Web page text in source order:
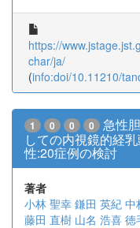
https://
char/ja/
(info:doi/10.11210/
1 0 0 0
急性
しての内視鏡的経
性:20症例の検討
著者
小林 聖幸 鎌田 英紀 中
藤田 直樹 山名 浩喜 徳